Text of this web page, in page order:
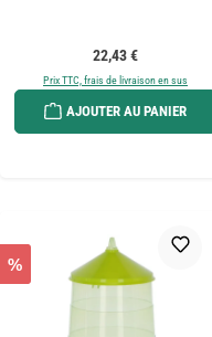
Prix régulier :
22,43 €
Prix TTC, frais de livraison en sus
AJOUTER AU PANIER
%